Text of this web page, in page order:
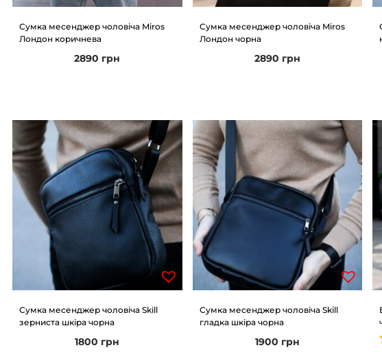
Сумка месенджер чоловіча Miros
Лондон коричнева
2890 грн
Сумка месенджер чоловіча Miros
Лондон чорна
2890 грн
Сумка месенджер чоловіча Skill
зерниста шкіра чорна
1800 грн
Сумка месенджер чоловіча Skill
гладка шкіра чорна
1900 грн